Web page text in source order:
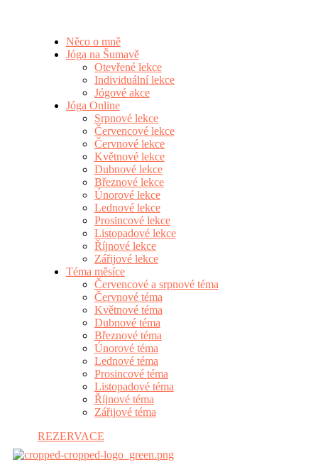
Něco o mně
Jóga na Šumavě
Otevřené lekce
Individuální lekce
Jógové akce
Jóga Online
Srpnové lekce
Červencové lekce
Červnové lekce
Květnové lekce
Dubnové lekce
Březnové lekce
Únorové lekce
Lednové lekce
Prosincové lekce
Listopadové lekce
Říjnové lekce
Zářijové lekce
Téma měsíce
Červencové a srpnové téma
Červnové téma
Květnové téma
Dubnové téma
Březnové téma
Únorové téma
Lednové téma
Prosincové téma
Listopadové téma
Říjnové téma
Zářijové téma
REZERVACE